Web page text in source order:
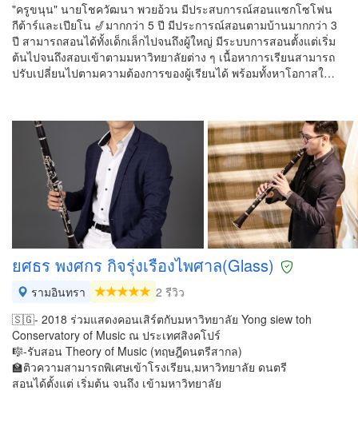
"ครูขนุน" นายโชควัฒนา พวยอ้วน มีประสบการณ์สอนแซกโซโฟน
กีต้าร์และเปียโน 🎷มากกว่า 5 ปี มีประการณ์สอนตามบ้านมากกว่า 3
ปี สามารถสอนได้ทั้งเด็กเล็กไปจนถึงผู้ใหญ่ มีระบบการสอนตั้งแต่เริ่ม
ต้นไปจนถึงสอบเข้าตามมหาวิทยาลัยต่าง ๆ เนื้อหาการเรียนสามารถ
ปรับเปลี่ยนไปตามความต้องการของผู้เรียนได้ พร้อมทั้งหาโอกาสใ…
ยศธร พงศกร กิจรุ่งเรืองไพศาล(Glass)
รามอินทรา
2 รีวิว
🇸🇬- 2018 ร่วมแสดงคอนเสิร์ตกับมหาวิทยาลัย Yong siew toh
Conservatory of Music ณ ประเทศสิงคโปร์
🎼-รับสอน Theory of Music (ทฤษฎีดนตรีสากล)
🏫ติวความสามารถพิเศษเข้าโรงเรียน,มหาวิทยาลัย ดนตรี
สอนได้ตั้งแต่ เริ่มต้น จนถึง เข้ามหาวิทยาลัย